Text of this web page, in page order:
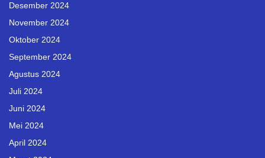
Desember 2024
November 2024
Oktober 2024
September 2024
Agustus 2024
Juli 2024
Juni 2024
Mei 2024
April 2024